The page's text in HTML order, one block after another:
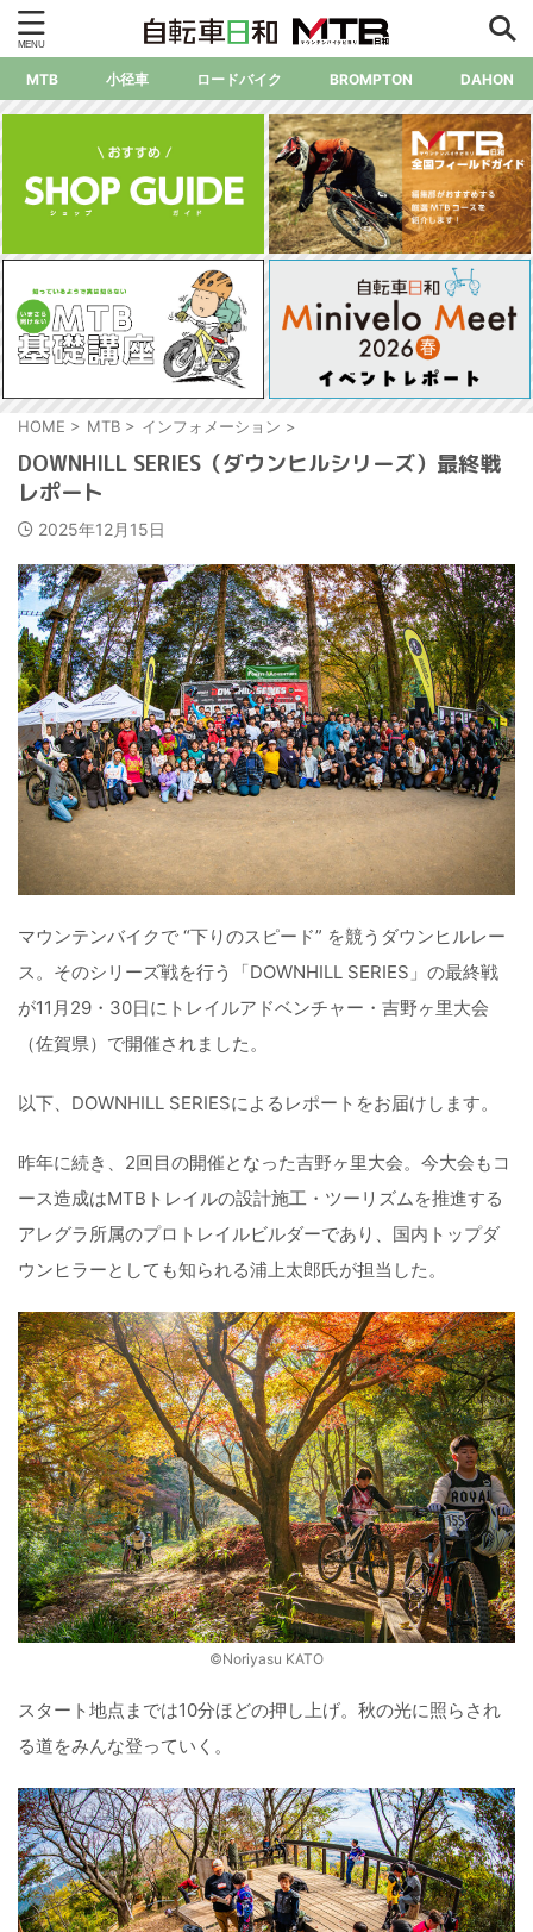
MTB 小径車 ロードバイク BROMPTON DAHON
HOME > MTB > インフォメーション >
DOWNHILL SERIES（ダウンヒルシリーズ）最終戦
レポート
2025年12月15日
マウンテンバイクで “下りのスピード” を競うダウンヒルレー
ス。そのシリーズ戦を行う「DOWNHILL SERIES」の最終戦
が11月29・30日にトレイルアドベンチャー・吉野ヶ里大会
（佐賀県）で開催されました。
以下、DOWNHILL SERIESによるレポートをお届けします。
昨年に続き、2回目の開催となった吉野ヶ里大会。今大会もコ
ース造成はMTBトレイルの設計施工・ツーリズムを推進する
アレグラ所属のプロトレイルビルダーであり、国内トップダ
ウンヒラーとしても知られる浦上太郎氏が担当した。
©️Noriyasu KATO
スタート地点までは10分ほどの押し上げ。秋の光に照らされ
る道をみんな登っていく。